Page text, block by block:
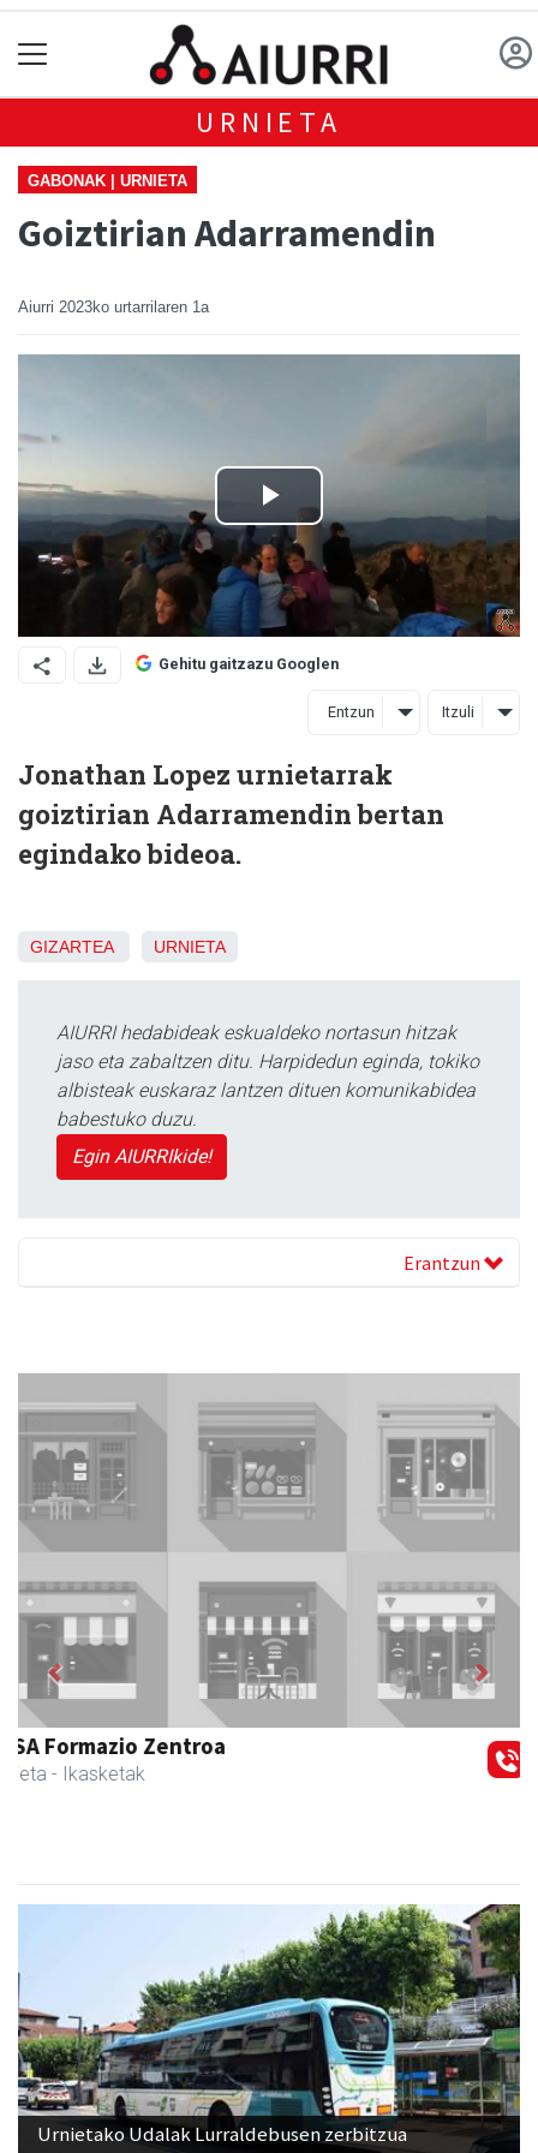
URNIETA
GABONAK | URNIETA
Goiztirian Adarramendin
Aiurri 2023ko urtarrilaren 1a
Gehitu gaitzazu Googlen
Entzun Itzuli
Jonathan Lopez urnietarrak
goiztirian Adarramendin bertan
egindako bideoa.
GIZARTEA URNIETA
AIURRI hedabideak eskualdeko nortasun hitzak
jaso eta zabaltzen ditu. Harpidedun eginda, tokiko
albisteak euskaraz lantzen dituen komunikabidea
babestuko duzu.
Egin AIURRIkide!
Erantzun
Urnietako Udala
Urnieta - Udaletxeak
Previous Next
Urnietako Udalak Lurraldebusen zerbitzua
hobetzeko premia nagusiak helarazi dizkio
Gipuzkoako Foru Aldundiari